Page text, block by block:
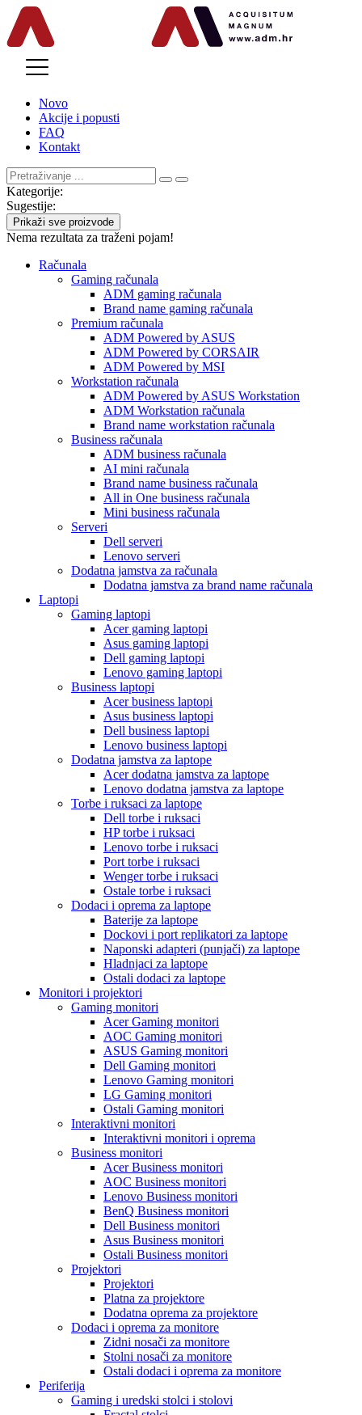
Novo
Akcije i popusti
FAQ
Kontakt
Kategorije:
Sugestije:
Prikaži sve proizvode
Nema rezultata za traženi pojam!
Računala
Gaming računala
ADM gaming računala
Brand name gaming računala
Premium računala
ADM Powered by ASUS
ADM Powered by CORSAIR
ADM Powered by MSI
Workstation računala
ADM Powered by ASUS Workstation
ADM Workstation računala
Brand name workstation računala
Business računala
ADM business računala
AI mini računala
Brand name business računala
All in One business računala
Mini business računala
Serveri
Dell serveri
Lenovo serveri
Dodatna jamstva za računala
Dodatna jamstva za brand name računala
Laptopi
Gaming laptopi
Acer gaming laptopi
Asus gaming laptopi
Dell gaming laptopi
Lenovo gaming laptopi
Business laptopi
Acer business laptopi
Asus business laptopi
Dell business laptopi
Lenovo business laptopi
Dodatna jamstva za laptope
Acer dodatna jamstva za laptope
Lenovo dodatna jamstva za laptope
Torbe i ruksaci za laptope
Dell torbe i ruksaci
HP torbe i ruksaci
Lenovo torbe i ruksaci
Port torbe i ruksaci
Wenger torbe i ruksaci
Ostale torbe i ruksaci
Dodaci i oprema za laptope
Baterije za laptope
Dockovi i port replikatori za laptope
Naponski adapteri (punjači) za laptope
Hladnjaci za laptope
Ostali dodaci za laptope
Monitori i projektori
Gaming monitori
Acer Gaming monitori
AOC Gaming monitori
ASUS Gaming monitori
Dell Gaming monitori
Lenovo Gaming monitori
LG Gaming monitori
Ostali Gaming monitori
Interaktivni monitori
Interaktivni monitori i oprema
Business monitori
Acer Business monitori
AOC Business monitori
Lenovo Business monitori
BenQ Business monitori
Dell Business monitori
Asus Business monitori
Ostali Business monitori
Projektori
Projektori
Platna za projektore
Dodatna oprema za projektore
Dodaci i oprema za monitore
Zidni nosači za monitore
Stolni nosači za monitore
Ostali dodaci i oprema za monitore
Periferija
Gaming i uredski stolci i stolovi